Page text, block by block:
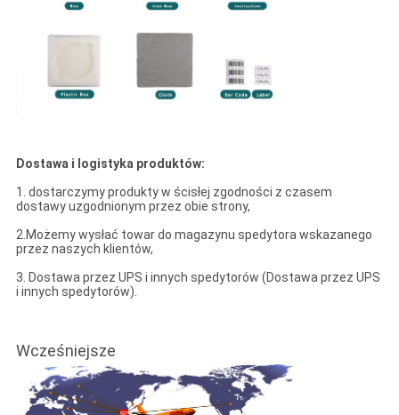
Dostawa i logistyka produktów:
1. dostarczymy produkty w ścisłej zgodności z czasem
dostawy uzgodnionym przez obie strony,
2.Możemy wysłać towar do magazynu spedytora wskazanego
przez naszych klientów,
3. Dostawa przez UPS i innych spedytorów (Dostawa przez UPS
i innych spedytorów).
Wcześniejsze